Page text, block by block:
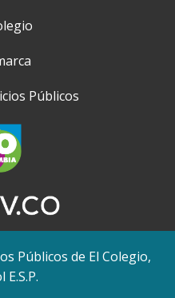
Públicos
Públicos de El Colegio,
E.S.P.